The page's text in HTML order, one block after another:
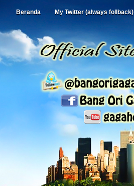
Beranda My Twitter (always follback)